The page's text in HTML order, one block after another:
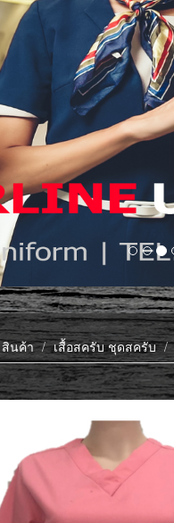
สินค้า เสื้อสครับ ชุดสครับ